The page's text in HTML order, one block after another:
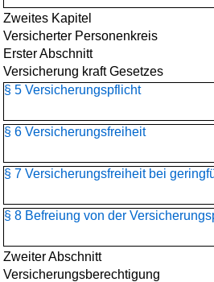
Zweites Kapitel
Versicherter Personenkreis
Erster Abschnitt
Versicherung kraft Gesetzes
§ 5 Versicherungspflicht
§ 6 Versicherungsfreiheit
§ 7 Versicherungsfreiheit bei
§ 8 Befreiung von der
Zweiter Abschnitt
Versicherungsberechtigung